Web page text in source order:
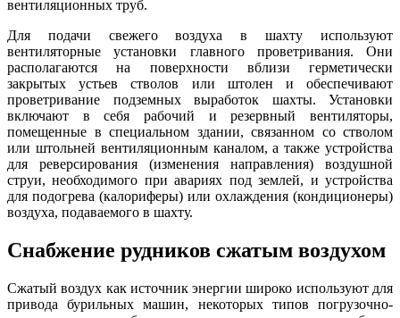
вентиляционных труб.
Для подачи свежего воздуха в шахту используют
вентиляторные установки главного проветривания. Они
располагаются на поверхности вблизи герметически
закрытых устьев стволов или штолен и обеспечивают
проветривание подземных выработок шахты. Установки
включают в себя рабочий и резервный вентиляторы,
помещенные в специальном здании, связанном со стволом
или штольней вентиляционным каналом, а также устройства
для реверсирования (изменения направления) воздушной
струи, необходимого при авариях под землей, и устройства
для подогрева (калориферы) или охлаждения (кондиционеры)
воздуха, подаваемого в шахту.
Снабжение рудников сжатым воздухом
Сжатый воздух как источник энергии широко используют для
привода бурильных машин, некоторых типов погрузочно-